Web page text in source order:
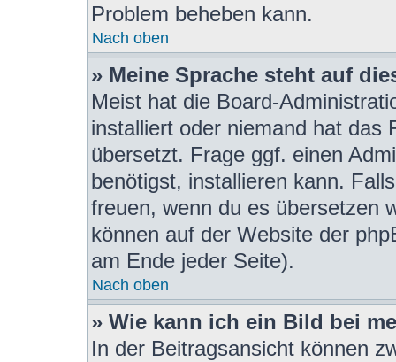
Problem beheben kann.
Nach oben
» Meine Sprache steht auf
Meist hat die Board-
installiert oder niemand hat das
übersetzt. Frage ggf. einen
benötigst, installieren kann.
freuen, wenn du es übersetzen
können auf der Website der
am Ende jeder Seite).
Nach oben
» Wie kann ich ein Bild bei
In der Beitragsansicht können